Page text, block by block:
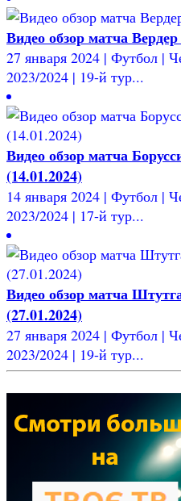
Видео обзор матча
27 января 2024 | Футбол |
2023/2024 | 19-й тур...
Видео обзор матча
(14.01.2024)
14 января 2024 | Футбол |
2023/2024 | 17-й тур...
Видео обзор матча
(27.01.2024)
27 января 2024 | Футбол |
2023/2024 | 19-й тур...